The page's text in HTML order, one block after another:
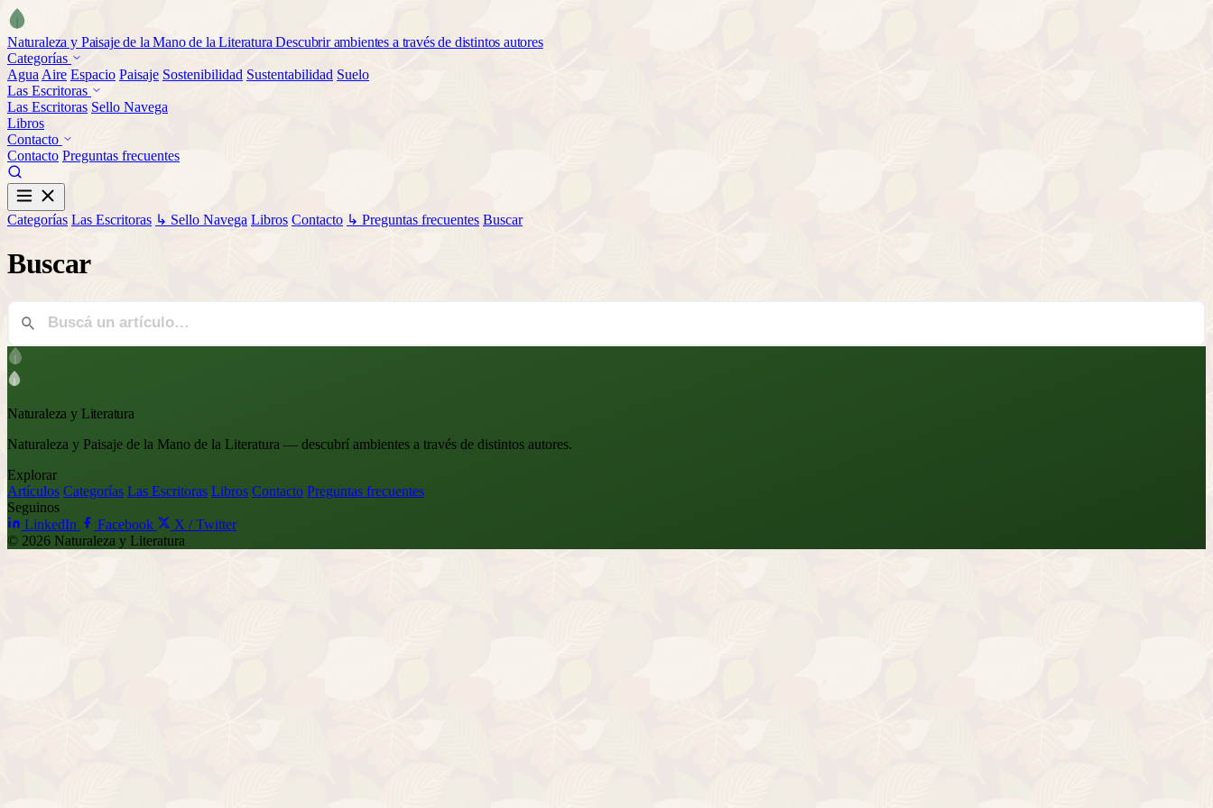
Naturaleza y Paisaje de la Mano de la Literatura Descubrir ambientes a través de distintos autores
Categorías
Agua Aire Espacio Paisaje Sostenibilidad Sustentabilidad Suelo
Las Escritoras
Las Escritoras Sello Navega
Libros
Contacto
Contacto Preguntas frecuentes
Categorías Las Escritoras ↳ Sello Navega Libros Contacto ↳ Preguntas frecuentes Buscar
Buscar
Naturaleza y Literatura
Naturaleza y Paisaje de la Mano de la Literatura — descubrí ambientes a través de distintos autores.
Explorar
Artículos Categorías Las Escritoras Libros Contacto Preguntas frecuentes
Seguinos
LinkedIn
Facebook
X / Twitter
© 2026 Naturaleza y Literatura